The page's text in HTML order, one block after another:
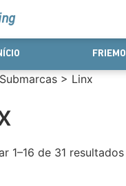
FRIEMO
> Linx
1–16 de 31 resultados